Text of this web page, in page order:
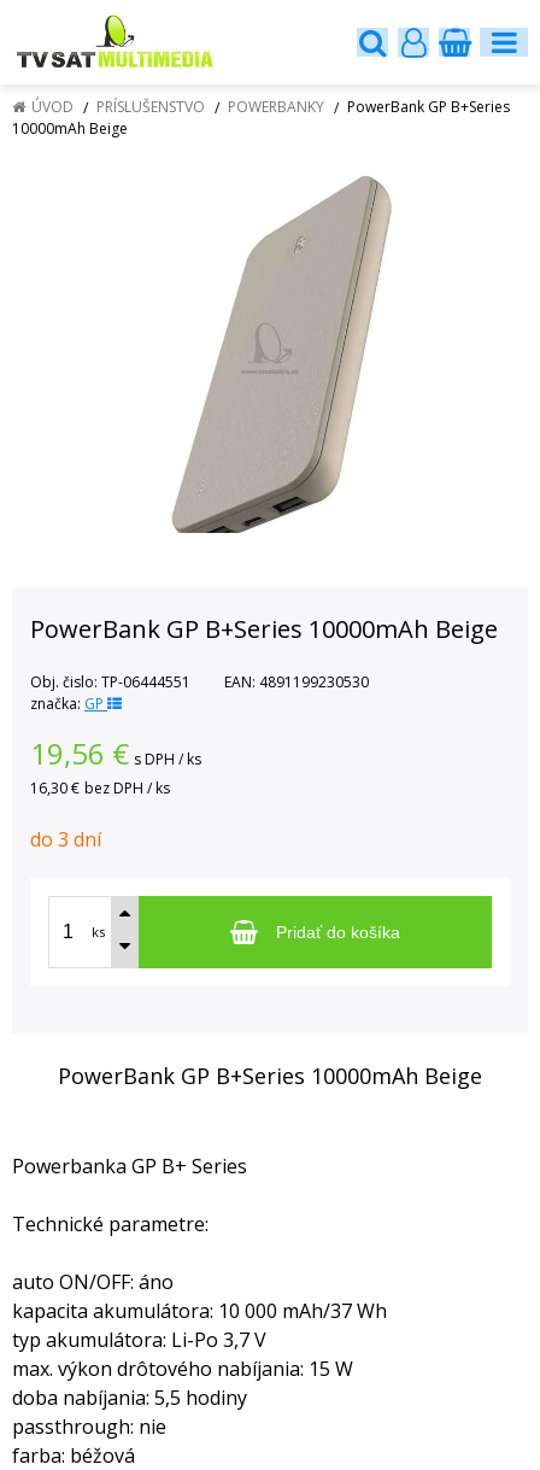
ÚVOD PRÍSLUŠENSTVO POWERBANKY
PowerBank GP B+Series
10000mAh Beige
PowerBank GP B+Series 10000mAh Beige
Obj. čislo: TP-06444551 EAN: 4891199230530
značka: GP
19,56 € s DPH / ks
16,30 € bez DPH / ks
do 3 dní
ks Pridať do košíka
PowerBank GP B+Series 10000mAh Beige
Powerbanka GP B+ Series
Technické parametre:
auto ON/OFF: áno
kapacita akumulátora: 10 000 mAh/37 Wh
typ akumulátora: Li-Po 3,7 V
max. výkon drôtového nabíjania: 15 W
doba nabíjania: 5,5 hodiny
passthrough: nie
farba: béžová